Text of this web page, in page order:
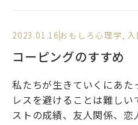
2023.01.16 おもしろ心理学,
コーピングのすすめ
私たちが生きていくにあた
レスを避けることは難しい
ストの成績、友人関係、恋